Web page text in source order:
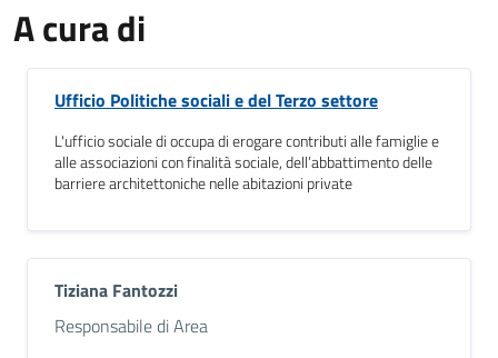
A cura di
Ufficio Politiche sociali e del Terzo settore
L'ufficio sociale di occupa di erogare contributi alle famiglie e
alle associazioni con finalità sociale, dell’abbattimento delle
barriere architettoniche nelle abitazioni private
Tiziana Fantozzi
Descrizione breve
Responsabile di Area